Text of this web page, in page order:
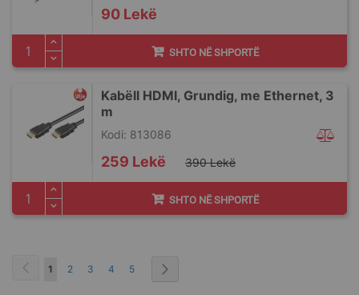
90 Lekë
SHTO NË SHPORTË
Kabëll HDMI, Grundig, me Ethernet, 3
m
Special
Price
259 Lekë 390 Lekë
Kodi: 813086
SHTO NË SHPORTË
Faqja You're currently reading page
1 Faqja
2 Faqja
3 Faqja
4 Faqja
5